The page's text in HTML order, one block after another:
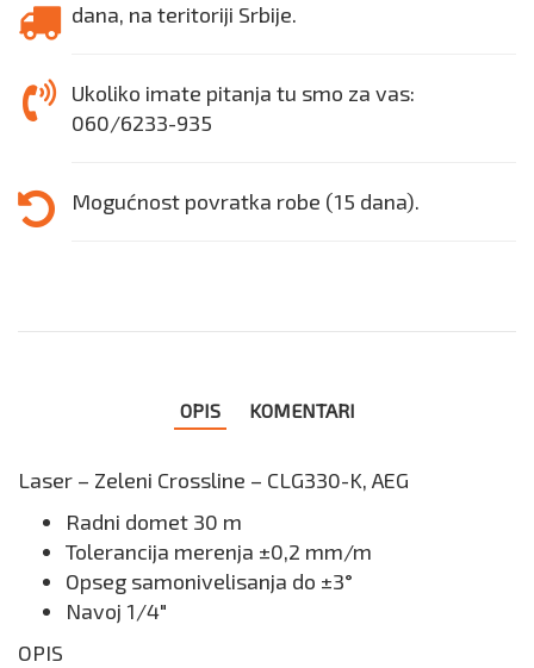
dana, na teritoriji Srbije.
Ukoliko imate pitanja tu smo za vas:
060/6233-935
Mogućnost povratka robe (15 dana).
OPIS KOMENTARI
Laser – Zeleni Crossline – CLG330-K, AEG
Radni domet 30 m
Tolerancija merenja ±0,2 mm/m
Opseg samonivelisanja do ±3°
Navoj 1/4″
OPIS